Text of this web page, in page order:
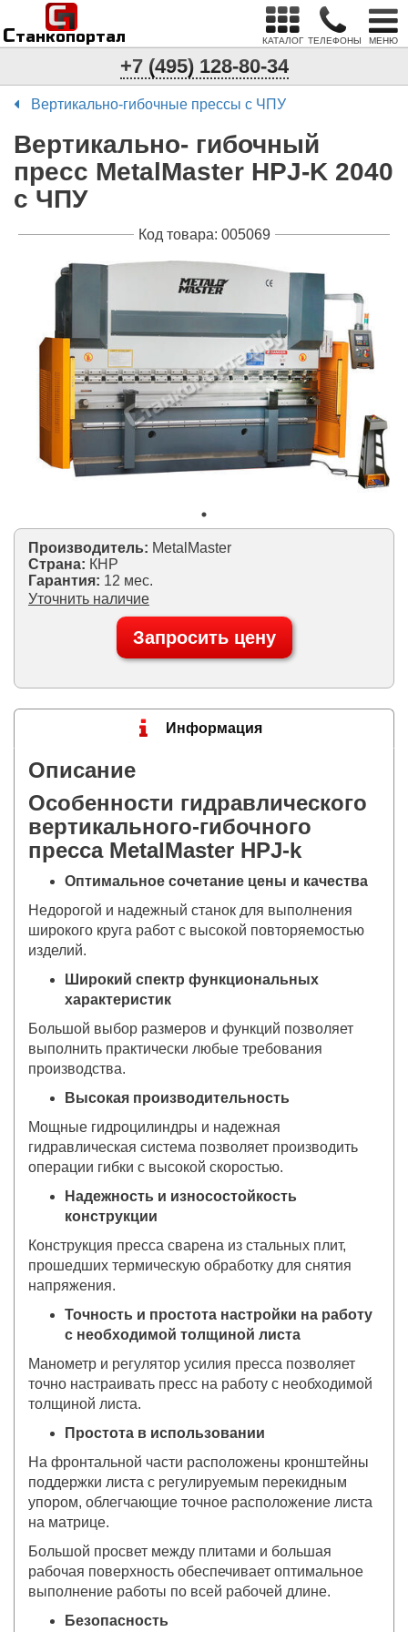
Станкопортал
п
С
КАТАЛОГ ТЕЛЕФОНЫ МЕНЮ
+7 (495) 128-80-34
Вертикально-гибочные прессы с ЧПУ
Вертикально- гибочный
пресс MetalMaster HPJ-K 2040
с ЧПУ
Код товара: 005069
Производитель: MetalMaster
Страна: КНР
Гарантия: 12 мес.
Уточнить наличие
Запросить цену
Информация
Описание
Особенности гидравлического
вертикального-гибочного
пресса MetalMaster HPJ-k
Оптимальное сочетание цены и качества
Недорогой и надежный станок для выполнения
широкого круга работ с высокой повторяемостью
изделий.
Широкий спектр функциональных
характеристик
Большой выбор размеров и функций позволяет
выполнить практически любые требования
производства.
Высокая производительность
Мощные гидроцилиндры и надежная
гидравлическая система позволяет производить
операции гибки с высокой скоростью.
Надежность и износостойкость
конструкции
Конструкция пресса сварена из стальных плит,
прошедших термическую обработку для снятия
напряжения.
Точность и простота настройки на работу
с необходимой толщиной листа
Манометр и регулятор усилия пресса позволяет
точно настраивать пресс на работу с необходимой
толщиной листа.
Простота в использовании
На фронтальной части расположены кронштейны
поддержки листа с регулируемым перекидным
упором, облегчающие точное расположение листа
на матрице.
Большой просвет между плитами и большая
рабочая поверхность обеспечивает оптимальное
выполнение работы по всей рабочей длине.
Безопасность